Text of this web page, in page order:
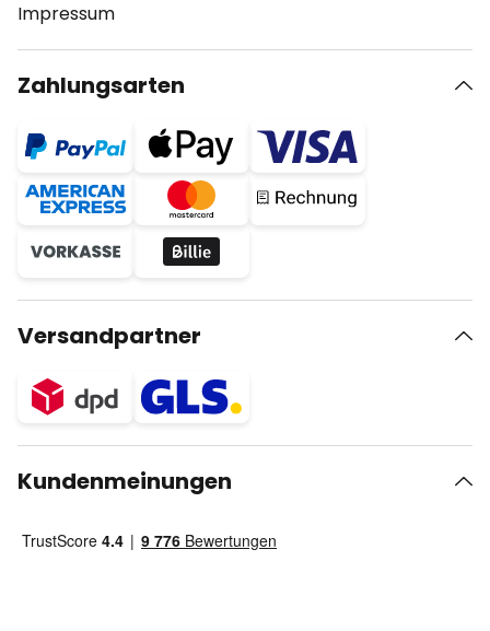
Impressum
Zahlungsarten
Versandpartner
Kundenmeinungen